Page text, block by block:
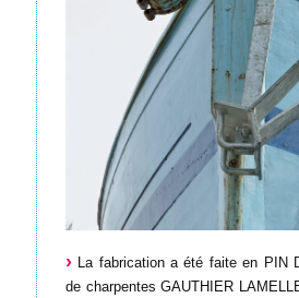
La fabrication a été faite en PIN
de charpentes GAUTHIER